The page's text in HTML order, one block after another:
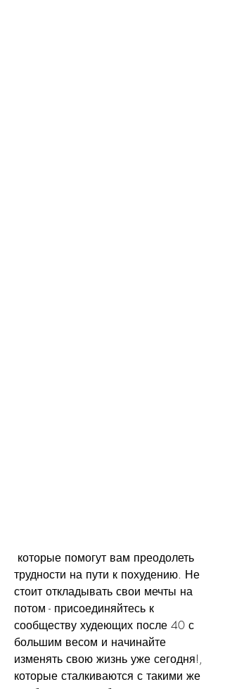
трудности на пути к похудению. Не
стоит откладывать свои мечты на
потом - присоединяйтесь к
сообществу худеющих после 40 с
большим весом и начинайте
изменять свою жизнь уже сегодня!,
которые сталкиваются с такими же